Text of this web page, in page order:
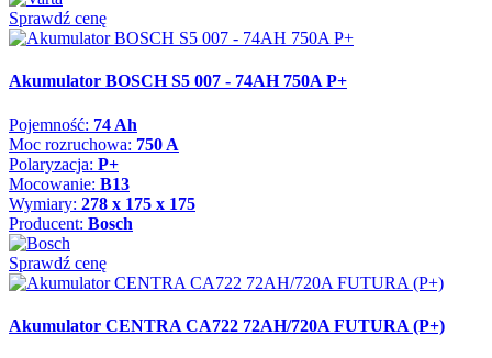
Sprawdź cenę
Akumulator BOSCH S5 007 - 74AH 750A P+
Pojemność: 74 Ah
Moc rozruchowa: 750 A
Polaryzacja: P+
Mocowanie: B13
Wymiary: 278 x 175 x 175
Producent: Bosch
Sprawdź cenę
Akumulator CENTRA CA722 72AH/720A FUTURA (P+)